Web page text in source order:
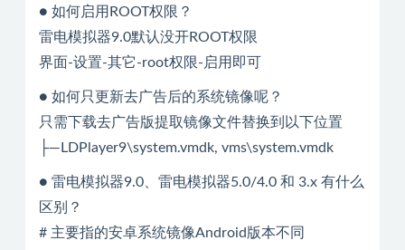
● 如何启用ROOT权限？
雷电模拟器9.0默认没开ROOT权限
界面-设置-其它-root权限-启用即可
● 如何只更新去广告后的系统镜像呢？
只需下载去广告版提取镜像文件替换到以下位置
├—LDPlayer9\system.vmdk, vms\system.vmdk
● 雷电模拟器9.0、雷电模拟器5.0/4.0 和 3.x 有什么
区别？
# 主要指的安卓系统镜像Android版本不同